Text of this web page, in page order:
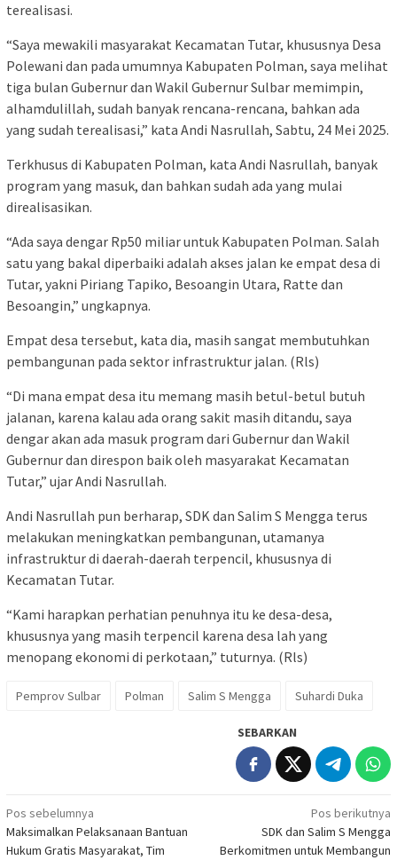
terealisasi.
“Saya mewakili masyarakat Kecamatan Tutar, khususnya Desa
Polewani dan pada umumnya Kabupaten Polman, saya melihat
tiga bulan Gubernur dan Wakil Gubernur Sulbar memimpin,
alhamdulillah, sudah banyak rencana-rencana, bahkan ada
yang sudah terealisasi,” kata Andi Nasrullah, Sabtu, 24 Mei 2025.
Terkhusus di Kabupaten Polman, kata Andi Nasrullah, banyak
program yang masuk, dan bahkan sudah ada yang mulai
direalisasikan.
“Ada saya dengar Rp50 miliar untuk Kabupaten Polman. Salah
satu yang bakal diperbaiki adalah akses jalan ke empat desa di
Tutar, yakni Piriang Tapiko, Besoangin Utara, Ratte dan
Besoangin,” ungkapnya.
Empat desa tersebut, kata dia, masih sangat membutuhkan
pembangunan pada sektor infrastruktur jalan. (Rls)
“Di mana empat desa itu memang masih betul-betul butuh
jalanan, karena kalau ada orang sakit masih ditandu, saya
dengar akan ada masuk program dari Gubernur dan Wakil
Gubernur dan direspon baik oleh masyarakat Kecamatan
Tutar,” ujar Andi Nasrullah.
Andi Nasrullah pun berharap, SDK dan Salim S Mengga terus
melakukan meningkatkan pembangunan, utamanya
infrastruktur di daerah-daerah terpencil, khususnya di
Kecamatan Tutar.
“Kami harapkan perhatian penuhnya itu ke desa-desa,
khususnya yang masih terpencil karena desa lah yang
menopang ekonomi di perkotaan,” tuturnya. (Rls)
Pemprov Sulbar Polman Salim S Mengga Suhardi Duka
SEBARKAN
Navigasi
pos
Pos sebelumnya
Maksimalkan Pelaksanaan Bantuan
Hukum Gratis Masyarakat, Tim
Pos berikutnya
SDK dan Salim S Mengga
Berkomitmen untuk Membangun